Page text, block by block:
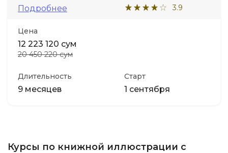
Подробнее
3.9
Цена
12 223 120 сум
20 450 220 сум
Длительность
9 месяцев
Старт
1 сентября
Курсы по книжной иллюстрации с